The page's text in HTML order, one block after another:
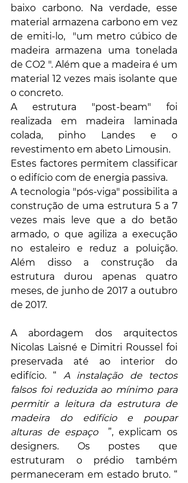
baixo carbono. Na verdade, esse
material armazena carbono em vez
de emiti-lo,  "um metro cúbico de
madeira armazena uma tonelada
de CO2 ". Além que a madeira é um
material 12 vezes mais isolante que
o concreto.
A estrutura "post-beam" foi
realizada em madeira laminada
colada, pinho Landes e o
revestimento em abeto Limousin.
Estes factores permitem classificar
o edifício com de energia passiva.
A tecnologia "pós-viga" possibilita a
construção de uma estrutura 5 a 7
vezes mais leve que a do betão
armado, o que agiliza a execução
no estaleiro e reduz a poluição.
Além disso a construção da
estrutura durou apenas quatro
meses, de junho de 2017 a outubro
de 2017.
A abordagem dos arquitectos
Nicolas Laisné e Dimitri Roussel foi
preservada até ao interior do
edifício. “ A instalação de tectos
falsos foi reduzida ao mínimo para
permitir a leitura da estrutura de
madeira do edifício e poupar
alturas de espaço ”, explicam os
designers. Os postes que
estruturam o prédio também